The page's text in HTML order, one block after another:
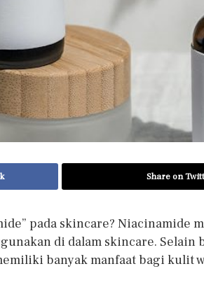
Share on
pada skincare? Niacinamide
di dalam skincare. Selain
banyak manfaat bagi kulit